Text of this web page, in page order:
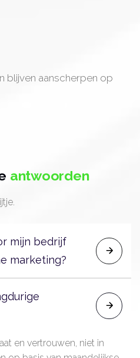
blijven aanscherpen op
antwoorden
mijn bedrijf
marketing?
zoals Google Ads,
We zorgen
met een analyse van
en vertrouwen, niet in